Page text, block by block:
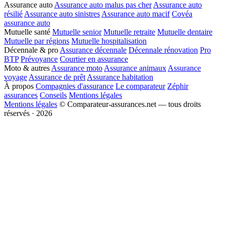
Assurance auto Assurance auto malus pas cher Assurance auto
résilié Assurance auto sinistres Assurance auto macif Covéa
assurance auto
Mutuelle santé Mutuelle senior Mutuelle retraite Mutuelle dentaire
Mutuelle par régions Mutuelle hospitalisation
Décennale & pro Assurance décennale Décennale rénovation Pro
BTP Prévoyance Courtier en assurance
Moto & autres Assurance moto Assurance animaux Assurance
voyage Assurance de prêt Assurance habitation
À propos Compagnies d'assurance Le comparateur Zéphir
assurances Conseils Mentions légales
Mentions légales © Comparateur-assurances.net — tous droits
réservés · 2026